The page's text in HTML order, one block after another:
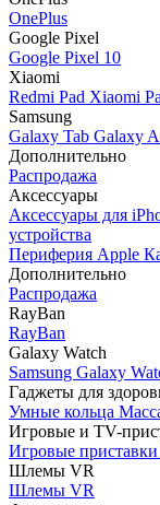
OnePlus
Google Pixel
Google Pixel 10
Xiaomi
Redmi Pad Xiaomi
Samsung
Galaxy Tab Galaxy A
Дополнительно
Распродажа
Аксессуары
Аксессуары для
устройства
Периферия Apple
Дополнительно
Распродажа
RayBan
RayBan
Galaxy Watch
Samsung Galaxy
Гаджеты для
Умные кольца
Игровые и TV-
Игровые приставки
Шлемы VR
Шлемы VR